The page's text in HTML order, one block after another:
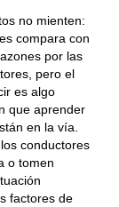
no mienten:
compara con
por las
pero el
es algo
que aprender
en la vía.
conductores
o tomen
factores de